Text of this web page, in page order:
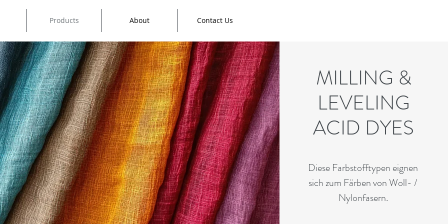
Products About Contact Us
MILLING &
LEVELING
ACID DYES
Diese Farbstofftypen eignen
sich zum Färben von Woll- /
Nylonfasern.